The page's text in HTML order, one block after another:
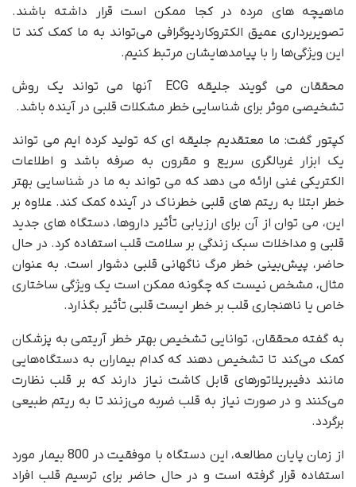
ماهیچه های مرده در کجا ممکن است قرار داشته باشند.
تصویربرداری عمیق الکتروکاردیوگرافی می‌تواند به ما کمک کند تا
این ویژگی‌ها را با پیامدهایشان مرتبط کنیم.
محققان می گویند جلیقه ECG آنها می تواند یک روش
تشخیصی موثر برای شناسایی خطر مشکلات قلبی در آینده باشد.
کپتور گفت: ما معتقدیم جلیقه ای که تولید کرده ایم می تواند
یک ابزار غربالگری سریع و مقرون به صرفه باشد و اطلاعات
الکتریکی غنی ارائه می دهد که می تواند به ما در شناسایی بهتر
خطر ابتلا به ریتم های قلبی خطرناک در آینده کمک کند. علاوه بر
این، می توان از آن برای ارزیابی تأثیر داروها، دستگاه های جدید
قلبی و مداخلات سبک زندگی بر سلامت قلب استفاده کرد. در حال
حاضر، پیش‌بینی خطر مرگ ناگهانی قلبی دشوار است. به عنوان
مثال، مشخص نیست که چگونه ممکن است یک ویژگی ساختاری
خاص یا ناهنجاری قلب بر خطر ایست قلبی تأثیر بگذارد.
به گفته محققان، توانایی تشخیص بهتر خطر آریتمی به پزشکان
کمک می‌کند تا تشخیص دهند که کدام بیماران به دستگاه‌هایی
مانند دفیبریلاتورهای قابل کاشت نیاز دارند که بر قلب نظارت
می‌کنند و در صورت نیاز به قلب ضربه می‌زنند تا به ریتم طبیعی
برگردد.
از زمان پایان مطالعه، این دستگاه با موفقیت در 800 بیمار مورد
استفاده قرار گرفته است و در حال حاضر برای ترسیم قلب افراد